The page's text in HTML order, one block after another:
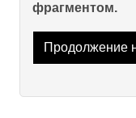
фрагментом.
Продолжение